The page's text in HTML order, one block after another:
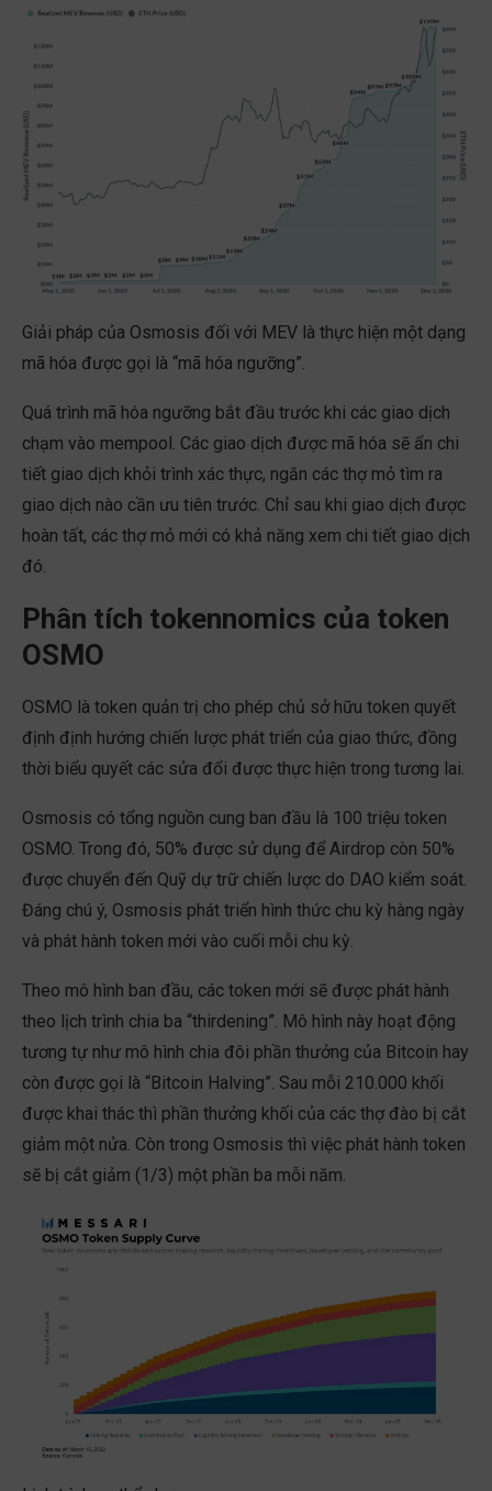
Giải pháp của Osmosis đối với MEV là thực hiện một dạng
mã hóa được gọi là “mã hóa ngưỡng”.
Quá trình mã hóa ngưỡng bắt đầu trước khi các giao dịch
chạm vào mempool. Các giao dịch được mã hóa sẽ ẩn chi
tiết giao dịch khỏi trình xác thực, ngăn các thợ mỏ tìm ra
giao dịch nào cần ưu tiên trước. Chỉ sau khi giao dịch được
hoàn tất, các thợ mỏ mới có khả năng xem chi tiết giao dịch
đó.
Phân tích tokennomics của token
OSMO
OSMO là token quản trị cho phép chủ sở hữu token quyết
định định hướng chiến lược phát triển của giao thức, đồng
thời biểu quyết các sửa đổi được thực hiện trong tương lai.
Osmosis có tổng nguồn cung ban đầu là 100 triệu token
OSMO. Trong đó, 50% được sử dụng để Airdrop còn 50%
được chuyển đến Quỹ dự trữ chiến lược do DAO kiểm soát.
Đáng chú ý, Osmosis phát triển hình thức chu kỳ hàng ngày
và phát hành token mới vào cuối mỗi chu kỳ.
Theo mô hình ban đầu, các token mới sẽ được phát hành
theo lịch trình chia ba “thirdening”. Mô hình này hoạt động
tương tự như mô hình chia đôi phần thưởng của Bitcoin hay
còn được gọi là “Bitcoin Halving”. Sau mỗi 210.000 khối
được khai thác thì phần thưởng khối của các thợ đào bị cắt
giảm một nửa. Còn trong Osmosis thì việc phát hành token
sẽ bị cắt giảm (1/3) một phần ba mỗi năm.